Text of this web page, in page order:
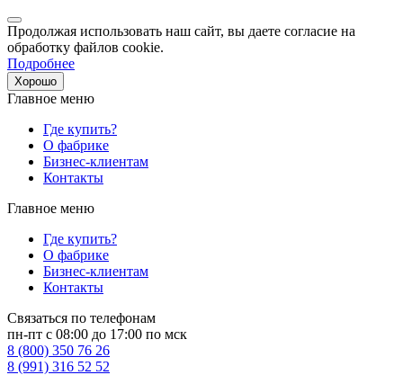
Продолжая использовать наш сайт, вы даете согласие на
обработку файлов cookie.
Подробнее
Хорошо
Главное меню
Где купить?
О фабрике
Бизнес-клиентам
Контакты
Главное меню
Где купить?
О фабрике
Бизнес-клиентам
Контакты
Связаться по телефонам
пн-пт с 08:00 до 17:00 по мск
8 (800) 350 76 26
8 (991) 316 52 52